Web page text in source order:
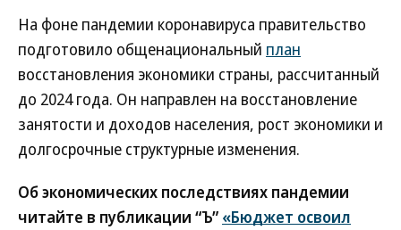
На фоне пандемии коронавируса правительство
подготовило общенациональный план
восстановления экономики страны, рассчитанный
до 2024 года. Он направлен на восстановление
занятости и доходов населения, рост экономики и
долгосрочные структурные изменения.
Об экономических последствиях пандемии
читайте в публикации “Ъ” «Бюджет освоил